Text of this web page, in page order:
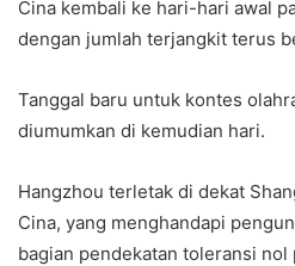
Cina kembali ke hari-hari awal
dengan jumlah terjangkit terus
Tanggal baru untuk kontes
diumumkan di kemudian hari.
Hangzhou terletak di dekat
Cina, yang menghandapi
bagian pendekatan toleransi